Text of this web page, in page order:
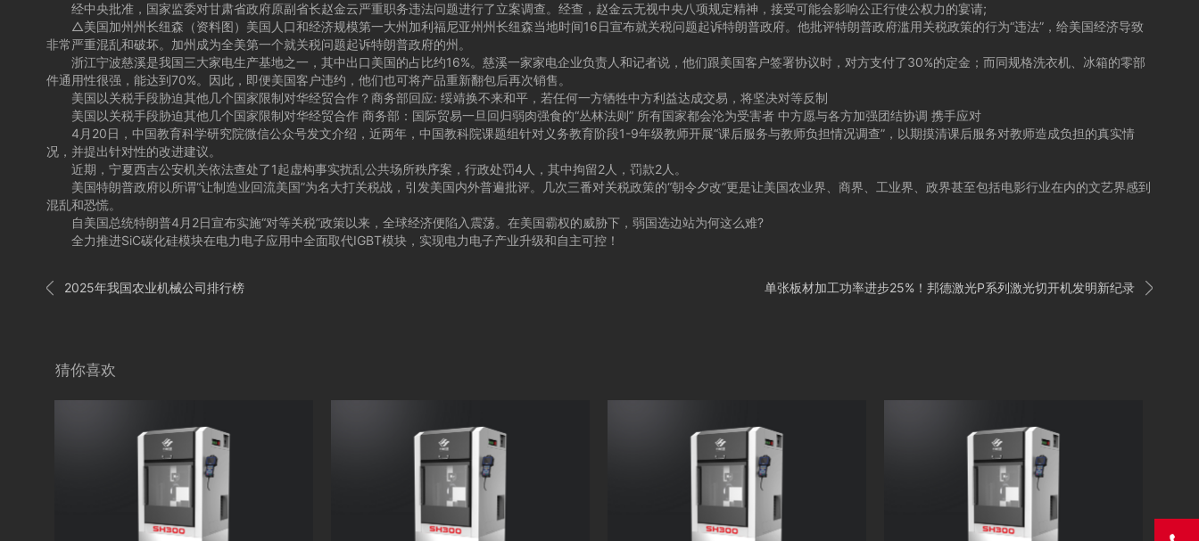
经中央批准，国家监委对甘肃省政府原副省长赵金云严重职务违法问题进行了立案调查。经查，赵金云无视中央八项规定精神，接受可能会影响公正行使公权力的宴请;
△美国加州州长纽森（资料图）美国人口和经济规模第一大州加利福尼亚州州长纽森当地时间16日宣布就关税问题起诉特朗普政府。他批评特朗普政府滥用关税政策的行为“违法”，给美国经济导致
非常严重混乱和破坏。加州成为全美第一个就关税问题起诉特朗普政府的州。
浙江宁波慈溪是我国三大家电生产基地之一，其中出口美国的占比约16%。慈溪一家家电企业负责人和记者说，他们跟美国客户签署协议时，对方支付了30%的定金；而同规格洗衣机、冰箱的零部
件通用性很强，能达到70%。因此，即便美国客户违约，他们也可将产品重新翻包后再次销售。
美国以关税手段胁迫其他几个国家限制对华经贸合作？商务部回应: 绥靖换不来和平，若任何一方牺牲中方利益达成交易，将坚决对等反制
美国以关税手段胁迫其他几个国家限制对华经贸合作 商务部：国际贸易一旦回归弱肉强食的“丛林法则” 所有国家都会沦为受害者 中方愿与各方加强团结协调 携手应对
4月20日，中国教育科学研究院微信公众号发文介绍，近两年，中国教科院课题组针对义务教育阶段1-9年级教师开展“课后服务与教师负担情况调查”，以期摸清课后服务对教师造成负担的真实情
况，并提出针对性的改进建议。
近期，宁夏西吉公安机关依法查处了1起虚构事实扰乱公共场所秩序案，行政处罚4人，其中拘留2人，罚款2人。
美国特朗普政府以所谓“让制造业回流美国”为名大打关税战，引发美国内外普遍批评。几次三番对关税政策的“朝令夕改”更是让美国农业界、商界、工业界、政界甚至包括电影行业在内的文艺界感到
混乱和恐慌。
自美国总统特朗普4月2日宣布实施“对等关税”政策以来，全球经济便陷入震荡。在美国霸权的威胁下，弱国选边站为何这么难?
全力推进SiC碳化硅模块在电力电子应用中全面取代IGBT模块，实现电力电子产业升级和自主可控！
 2025年我国‌农业机械公司排行榜 
单张板材加工功率进步25%！邦德激光P系列激光切开机发明新纪录
猜你喜欢